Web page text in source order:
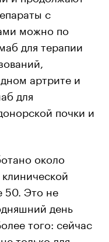
с
можно по
для терапии
артрите и
для
почки и
около
50. Это не
день
того: сейчас